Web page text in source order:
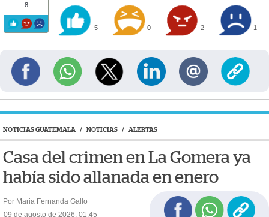
8
5 0 2 1
NOTICIAS GUATEMALA / NOTICIAS / ALERTAS
Casa del crimen en La Gomera ya
había sido allanada en enero
Por Maria Fernanda Gallo
09 de agosto de 2026, 01:45